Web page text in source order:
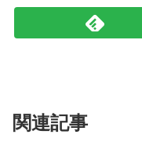
関連記事